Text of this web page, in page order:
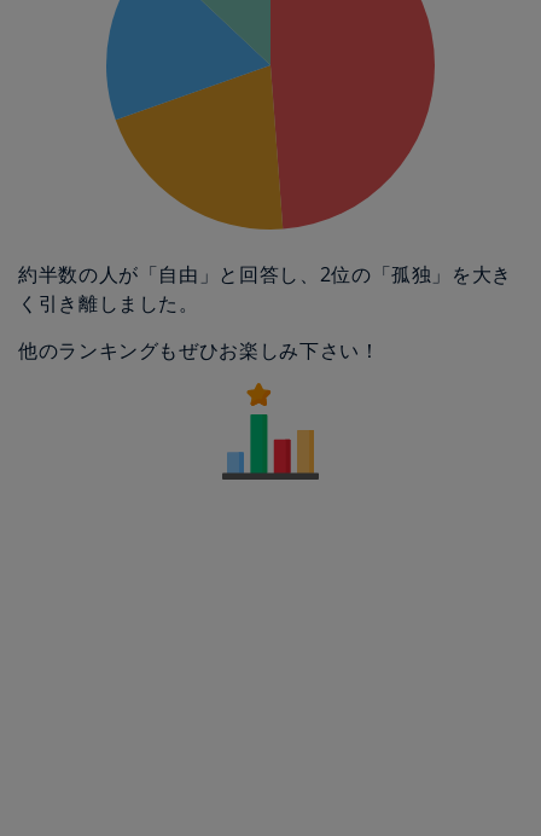
約半数の人が「自由」と回答し、2位の「孤独」を大き
く引き離しました。
他のランキングもぜひお楽しみ下さい！